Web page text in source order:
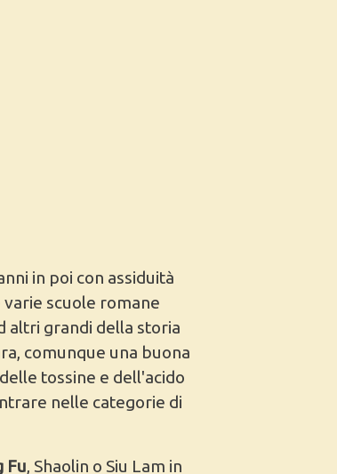
in poi con assiduità
scuole romane
altri grandi della storia
comunque una buona
tossine e dell'acido
nelle categorie di
Fu, Shaolin o Siu Lam in